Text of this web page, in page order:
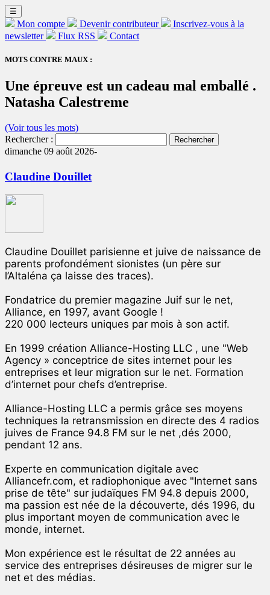
☰
Mon compte Devenir contributeur
Inscrivez-vous à la
newsletter
Flux RSS Contact
MOTS CONTRE MAUX :
Une épreuve est un cadeau mal emballé .
Natasha Calestreme
(Voir tous les mots)
Rechercher :
dimanche 09 août 2026-
Claudine Douillet
Claudine Douillet parisienne et juive de naissance de
parents profondément sionistes (un père sur
l’Altaléna ça laisse des traces).
Fondatrice du premier magazine Juif sur le net,
Alliance, en 1997, avant Google !
220 000 lecteurs uniques par mois à son actif.
En 1999 création Alliance-Hosting LLC , une "Web
Agency » conceptrice de sites internet pour les
entreprises et leur migration sur le net. Formation
d’internet pour chefs d’entreprise.
Alliance-Hosting LLC a permis grâce ses moyens
techniques la retransmission en directe des 4 radios
juives de France 94.8 FM sur le net ,dés 2000,
pendant 12 ans.
Experte en communication digitale avec
Alliancefr.com, et radiophonique avec "Internet sans
prise de tête" sur judaïques FM 94.8 depuis 2000,
ma passion est née de la découverte, dés 1996, du
plus important moyen de communication avec le
monde, internet.
Mon expérience est le résultat de 22 années au
service des entreprises désireuses de migrer sur le
net et des médias.